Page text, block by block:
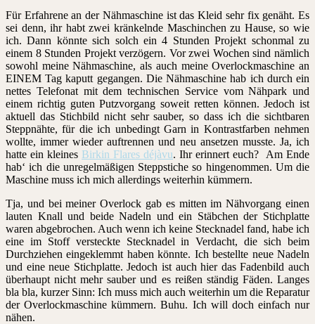
Für Erfahrene an der Nähmaschine ist das Kleid sehr fix genäht. Es
sei denn, ihr habt zwei kränkelnde Maschinchen zu Hause, so wie
ich. Dann könnte sich solch ein 4 Stunden Projekt schonmal zu
einem 8 Stunden Projekt verzögern. Vor zwei Wochen sind nämlich
sowohl meine Nähmaschine, als auch meine Overlockmaschine an
EINEM Tag kaputt gegangen. Die Nähmaschine hab ich durch ein
nettes Telefonat mit dem technischen Service vom Nähpark und
einem richtig guten Putzvorgang soweit retten können. Jedoch ist
aktuell das Stichbild nicht sehr sauber, so dass ich die sichtbaren
Steppnähte, für die ich unbedingt Garn in Kontrastfarben nehmen
wollte, immer wieder auftrennen und neu ansetzen musste. Ja, ich
hatte ein kleines Birkin Flares déjàvu. Ihr erinnert euch? Am Ende
hab‘ ich die unregelmäßigen Steppstiche so hingenommen. Um die
Maschine muss ich mich allerdings weiterhin kümmern.
Tja, und bei meiner Overlock gab es mitten im Nähvorgang einen
lauten Knall und beide Nadeln und ein Stäbchen der Stichplatte
waren abgebrochen. Auch wenn ich keine Stecknadel fand, habe ich
eine im Stoff versteckte Stecknadel in Verdacht, die sich beim
Durchziehen eingeklemmt haben könnte. Ich bestellte neue Nadeln
und eine neue Stichplatte. Jedoch ist auch hier das Fadenbild auch
überhaupt nicht mehr sauber und es reißen ständig Fäden. Langes
bla bla, kurzer Sinn: Ich muss mich auch weiterhin um die Reparatur
der Overlockmaschine kümmern. Buhu. Ich will doch einfach nur
nähen.